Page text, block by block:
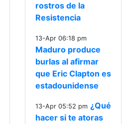
rostros de la
Resistencia
13-Apr 06:18 pm
Maduro produce
burlas al afirmar
que Eric Clapton es
estadounidense
13-Apr 05:52 pm ¿Qué
hacer si te atoras